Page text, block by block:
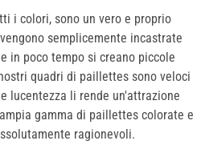
i colori, sono un vero e proprio
semplicemente incastrate
in poco tempo si creano piccole
quadri di paillettes sono veloci
lucentezza li rende un'attrazione
gamma di paillettes colorate e
ragionevoli.